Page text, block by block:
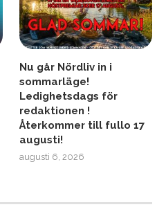
Nu går Nördliv in i
sommarläge!
Ledighetsdags för
redaktionen !
Återkommer till fullo 17
augusti!
augusti 6, 2026